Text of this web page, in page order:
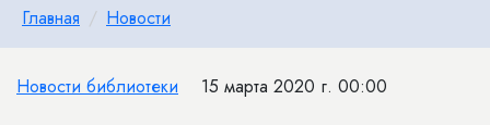
Главная Новости
Новости библиотеки 15 марта 2020 г. 00:00